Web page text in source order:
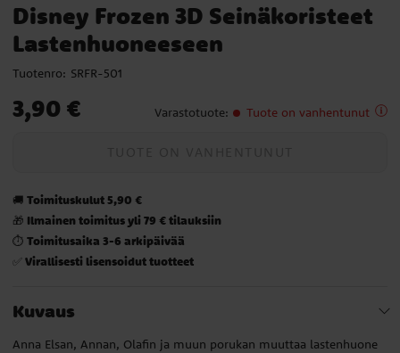
Disney Frozen 3D Seinäkoristeet
Lastenhuoneeseen
Tuotenro: SRFR-501
Hinta :3,90 €
3,90 € Varastotuote: Tuote on vanhentunut
🚚 Toimituskulut 5,90 €
🎁 Ilmainen toimitus yli 79 € tilauksiin
⏱️ Toimitusaika 3-6 arkipäivää
✅ Virallisesti lisensoidut tuotteet
Kuvaus
Anna Elsan, Annan, Olafin ja muun porukan muuttaa lastenhuone